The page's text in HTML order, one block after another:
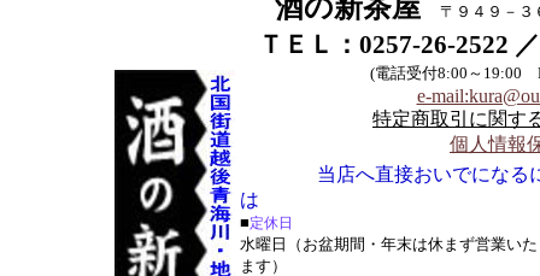
酒の新茶屋 〒９４９－３
ＴＥＬ：0257-26-2522
(電話受付8:00～19:00
e-
特定商取引に関す
個人情報
当店へ直接おいでになる
は
■定休日
水曜日（お盆期間・年末は休まず営業い
ます）